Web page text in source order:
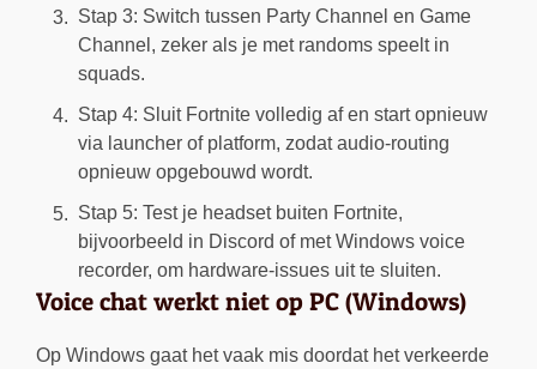
Stap 3: Switch tussen Party Channel en Game
Channel, zeker als je met randoms speelt in
squads.
Stap 4: Sluit Fortnite volledig af en start opnieuw
via launcher of platform, zodat audio-routing
opnieuw opgebouwd wordt.
Stap 5: Test je headset buiten Fortnite,
bijvoorbeeld in Discord of met Windows voice
recorder, om hardware-issues uit te sluiten.
Voice chat werkt niet op PC (Windows)
Op Windows gaat het vaak mis doordat het verkeerde